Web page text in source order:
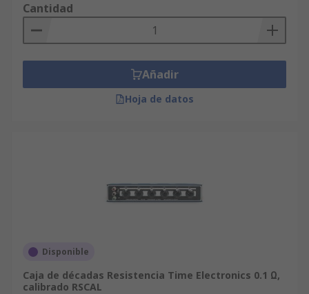
Cantidad
Añadir
Hoja de datos
Disponible
Caja de décadas Resistencia Time Electronics 0.1 Ω,
calibrado RSCAL